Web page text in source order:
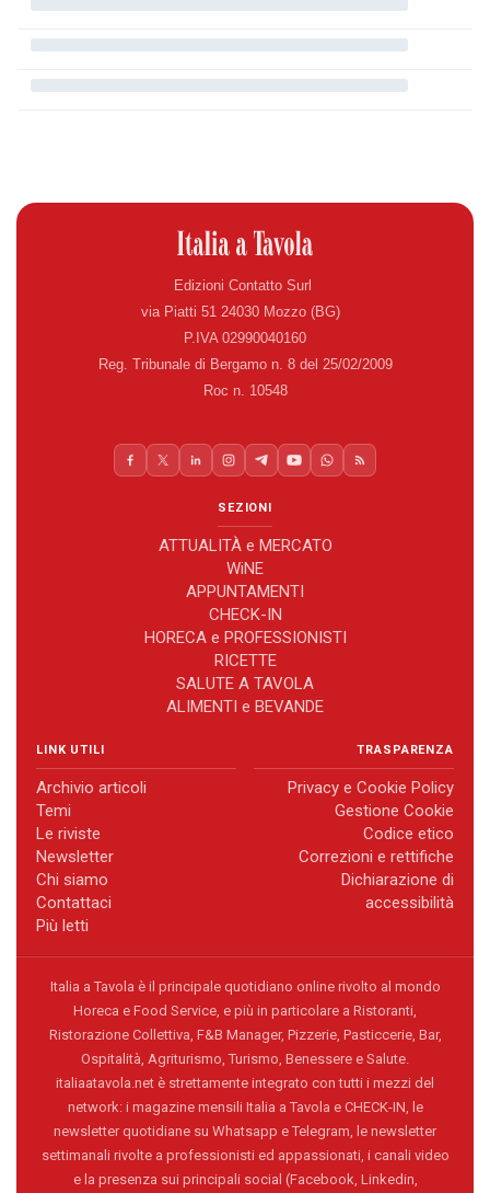
Edizioni Contatto Surl
via Piatti 51 24030 Mozzo (BG)
P.IVA 02990040160
Reg. Tribunale di Bergamo n. 8 del 25/02/2009
Roc n. 10548
SEZIONI
ATTUALITÀ e MERCATO
WiNE
APPUNTAMENTI
CHECK-IN
HORECA e PROFESSIONISTI
RICETTE
SALUTE A TAVOLA
ALIMENTI e BEVANDE
LINK UTILI
Archivio articoli
Temi
Le riviste
Newsletter
Chi siamo
Contattaci
Più letti
TRASPARENZA
Privacy e Cookie Policy
Gestione Cookie
Codice etico
Correzioni e rettifiche
Dichiarazione di
accessibilità
Italia a Tavola è il principale quotidiano online rivolto al mondo
Horeca e Food Service, e più in particolare a Ristoranti,
Ristorazione Collettiva, F&B Manager, Pizzerie, Pasticcerie, Bar,
Ospitalità, Agriturismo, Turismo, Benessere e Salute.
italiaatavola.net è strettamente integrato con tutti i mezzi del
network: i magazine mensili Italia a Tavola e CHECK-IN, le
newsletter quotidiane su Whatsapp e Telegram, le newsletter
settimanali rivolte a professionisti ed appassionati, i canali video
e la presenza sui principali social (Facebook, Linkedin,